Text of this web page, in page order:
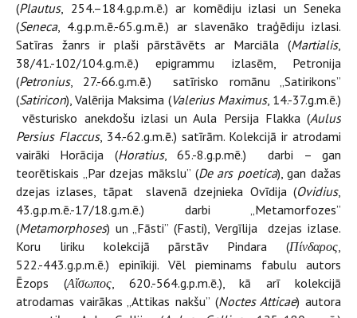
(Plautus, 254.–184.g.p.m.ē.) ar komēdiju izlasi un Seneka
(Seneca, 4.g.p.m.ē.-65.g.m.ē.) ar slavenāko traģēdiju izlasi.
Satīras žanrs ir plaši pārstāvēts ar Marciāla (Martialis,
38/41.-102/104.g.m.ē.) epigrammu izlasēm, Petronija
(Petronius, 27.-66.g.m.ē.) satīrisko romānu „Satirikons”
(Satiricon), Valērija Maksima (Valerius Maximus, 14.-37.g.m.ē.)
vēsturisko anekdošu izlasi un Aula Persija Flakka (Aulus
Persius Flaccus, 34.-62.g.m.ē.) satīrām. Kolekcijā ir atrodami
vairāki Horācija (Horatius, 65.-8.g.p.mē.) darbi – gan
teorētiskais „Par dzejas mākslu” (De ars poetica), gan dažas
dzejas izlases, tāpat slavenā dzejnieka Ovīdija (Ovidius,
43.g.p.m.ē.-17/18.g.m.ē.) darbi „Metamorfozes”
(Metamorphoses) un „Fāsti” (Fasti), Vergīlija dzejas izlase.
Koru liriku kolekcijā pārstāv Pindara (Πίνδαρος,
522.-443.g.p.m.ē.) epinīkiji. Vēl pieminams fabulu autors
Ēzops (Αἴσωπος, 620.-564.g.p.m.ē.), kā arī kolekcijā
atrodamas vairākas „Attikas nakšu” (Noctes Atticae) autora